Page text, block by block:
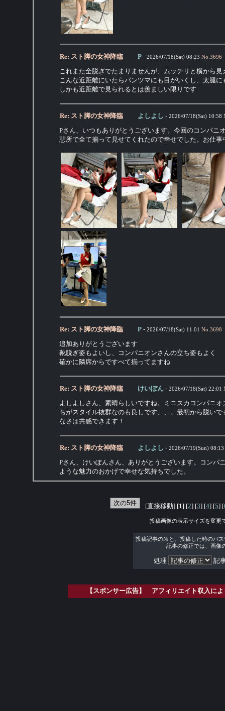
Re: スト脚の女神降臨 P - 2026/07/18(Sat) 08:23 No.3696
これまた全脱ぎでたまりませんが、ムッチリと横から
こんな近距離にいたらパンツマにも目がいくし、太腿
しかも近距離で見られるとは羨ましい限りです
Re: スト脚の女神降臨 よしよし - 2026/07/18(Sat) 10:58
Pさん、いつもありがとうございます。今回のコンパニ
憩所で全て揃って見せてくれたので幸せでした。お仕事
Re: スト脚の女神降臨 P - 2026/07/18(Sat) 11:01 No.3698
追加ありがとうございます
靴脱ぎ姿もよいし、コンパニオンさんの立ち姿もよく
確かに隣席からですべて揃ってますね
Re: スト脚の女神降臨 けいぽん - 2026/07/18(Sat) 22:01
よしよしさん、素晴らしいですね。ミニスカコンパニ
ちがスタイル抜群なのも良しです、、。最初から脱い
なさは共感できます！
Re: スト脚の女神降臨 よしよし - 2026/07/19(Sun) 08:13
Pさん、けいぽんさん、ありがとうございます。コンパ
ような魅力のおかげで幸せな気持ちでした。
[直接移動] [1] [2] [3] [4] [5] [
投稿画像の表示サイズを変更
投稿記事の№と、投稿した時のパ
記事の修正では、画像
処理 記
【スポンサー広告】 アフィリエイト収入に